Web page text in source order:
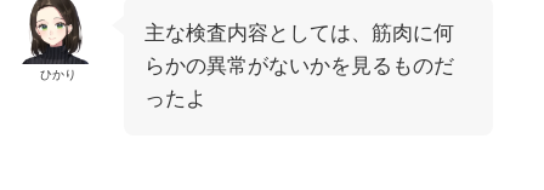
ひかり
主な検査内容としては、筋肉に何
らかの異常がないかを見るものだ
ったよ